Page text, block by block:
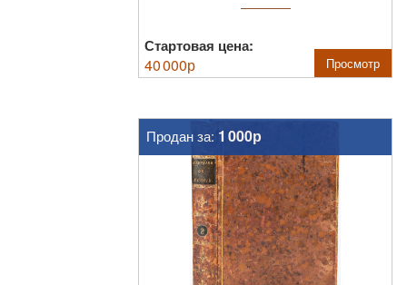
Стартовая цена:
40 000р Просмотр
Продан за: 1 000р